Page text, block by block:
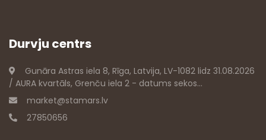
Durvju centrs
Gunāra Astras iela 8, Rīga, Latvija, LV-1082 lidz 31.08.2026
/ AURA kvartāls, Grenču iela 2 - datums sekos...
market@stamars.lv
27850656